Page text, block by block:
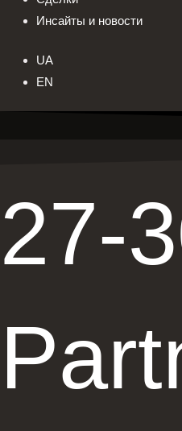
Инсайты и новости
UA
EN
27-